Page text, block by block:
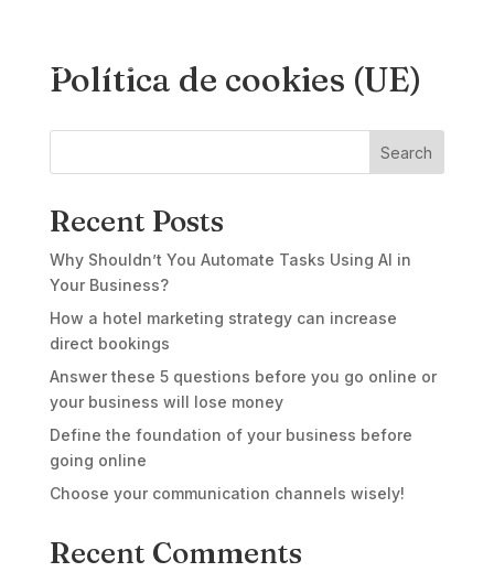
Política de cookies (UE)
Search
Recent Posts
Why Shouldn’t You Automate Tasks Using AI in
Your Business?
How a hotel marketing strategy can increase
direct bookings
Answer these 5 questions before you go online or
your business will lose money
Define the foundation of your business before
going online
Choose your communication channels wisely!
Recent Comments